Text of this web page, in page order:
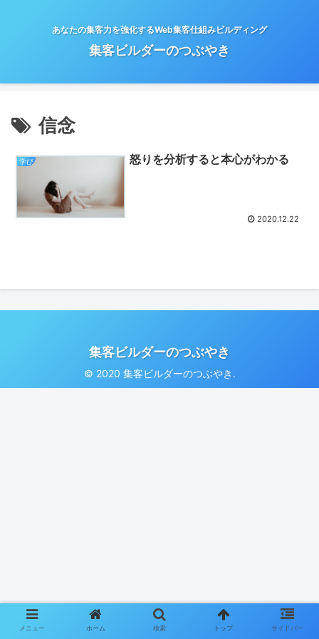
あなたの集客力を強化するWeb集客仕組みビルディング
集客ビルダーのつぶやき
信念
学び 怒りを分析すると本心がわかる
2020.12.22
集客ビルダーのつぶやき
© 2020 集客ビルダーのつぶやき.
メニュー ホーム 検索 トップ サイドバー